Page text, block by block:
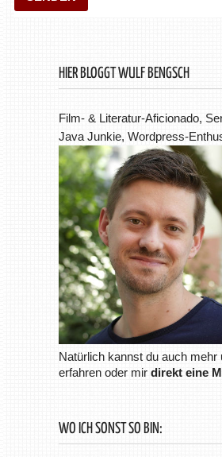
HIER BLOGGT WULF BENGSCH
Film- & Literatur-Aficionado,
Java Junkie, Wordpress-
Natürlich kannst du auch mehr
erfahren oder mir direkt eine
WO ICH SONST SO BIN: